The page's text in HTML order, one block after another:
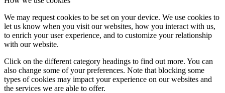
We may request cookies to be set on your device. We use cookies to
let us know when you visit our websites, how you interact with us,
to enrich your user experience, and to customize your relationship
with our website.
Click on the different category headings to find out more. You can
also change some of your preferences. Note that blocking some
types of cookies may impact your experience on our websites and
the services we are able to offer.